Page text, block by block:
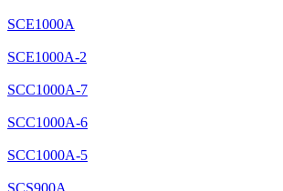
SCE1000A
SCE1000A-2
SCC1000A-7
SCC1000A-6
SCC1000A-5
SCS900A